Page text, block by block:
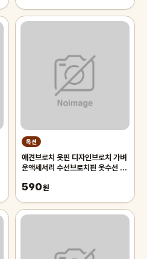
옥션
애견브로치 옷핀 디자인브로치 가벼
운액세서리 수선브로치핀 옷수선 진
590원